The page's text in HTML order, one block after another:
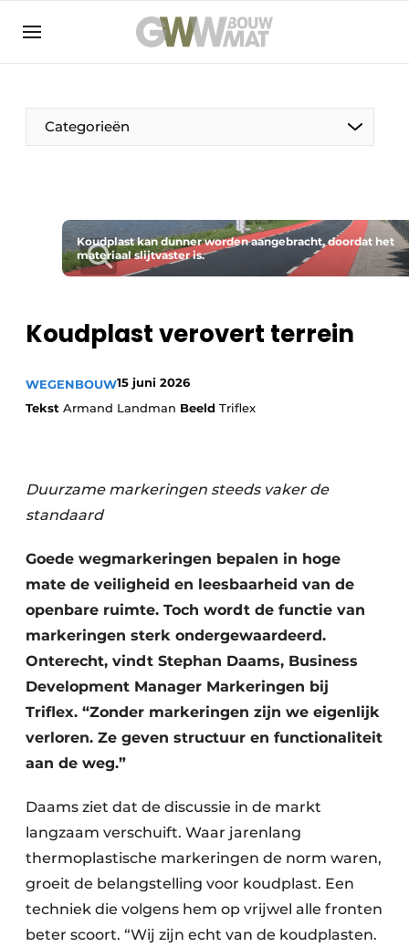
NL EN
Categorieën
De Pen
Vrouw in de bouw
Duurzaamheid & Innovatie
Fundering
Kopen/Huren/Leasen
Sloop & Recycling
Bouwtransport
Koudplast kan dunner worden aangebracht, doordat het
materiaal slijtvaster is.
Koudplast verovert terrein
WEGENBOUW15 juni 2026
Tekst Armand Landman Beeld Triflex
Duurzame markeringen steeds vaker de
standaard
Goede wegmarkeringen bepalen in hoge
mate de veiligheid en leesbaarheid van de
openbare ruimte. Toch wordt de functie van
markeringen sterk ondergewaardeerd.
Onterecht, vindt Stephan Daams, Business
Development Manager Markeringen bij
Triflex. “Zonder markeringen zijn we eigenlijk
verloren. Ze geven structuur en functionaliteit
aan de weg.”
Daams ziet dat de discussie in de markt
langzaam verschuift. Waar jarenlang
thermoplastische markeringen de norm waren,
groeit de belangstelling voor koudplast. Een
techniek die volgens hem op vrijwel alle fronten
beter scoort. “Wij zijn echt van de koudplasten.